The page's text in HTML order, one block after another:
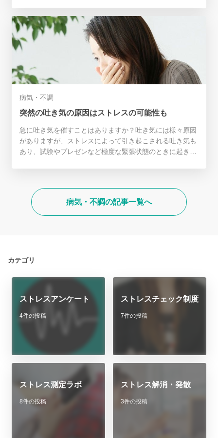
は、実は深刻な影響も？！そこでストレスと激やせの関係
について紹介します。
病気・不調
突然の吐き気の原因はストレスの可能性も
急に吐き気を催すことはありますか？吐き気には様々原因
がありますが、ストレスによって引き起こされる吐き気も
あり、試験やプレゼンなど極度な緊張状態のときに起きる
病気・不調の記事一覧へ
カテゴリ
ストレスアンケート
4件の投稿
ストレスチェック制度
7件の投稿
ストレス測定ラボ
8件の投稿
ストレス解消・発散
3件の投稿